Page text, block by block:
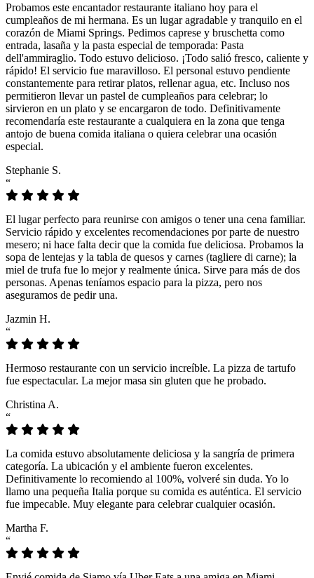
Probamos este encantador restaurante italiano hoy para el
cumpleaños de mi hermana. Es un lugar agradable y tranquilo en el
corazón de Miami Springs. Pedimos caprese y bruschetta como
entrada, lasaña y la pasta especial de temporada: Pasta
dell'ammiraglio. Todo estuvo delicioso. ¡Todo salió fresco, caliente y
rápido! El servicio fue maravilloso. El personal estuvo pendiente
constantemente para retirar platos, rellenar agua, etc. Incluso nos
permitieron llevar un pastel de cumpleaños para celebrar; lo
sirvieron en un plato y se encargaron de todo. Definitivamente
recomendaría este restaurante a cualquiera en la zona que tenga
antojo de buena comida italiana o quiera celebrar una ocasión
especial.
Stephanie S.
“
El lugar perfecto para reunirse con amigos o tener una cena familiar.
Servicio rápido y excelentes recomendaciones por parte de nuestro
mesero; ni hace falta decir que la comida fue deliciosa. Probamos la
sopa de lentejas y la tabla de quesos y carnes (tagliere di carne); la
miel de trufa fue lo mejor y realmente única. Sirve para más de dos
personas. Apenas teníamos espacio para la pizza, pero nos
aseguramos de pedir una.
Jazmin H.
“
Hermoso restaurante con un servicio increíble. La pizza de tartufo
fue espectacular. La mejor masa sin gluten que he probado.
Christina A.
“
La comida estuvo absolutamente deliciosa y la sangría de primera
categoría. La ubicación y el ambiente fueron excelentes.
Definitivamente lo recomiendo al 100%, volveré sin duda. Yo lo
llamo una pequeña Italia porque su comida es auténtica. El servicio
fue impecable. Muy elegante para celebrar cualquier ocasión.
Martha F.
“